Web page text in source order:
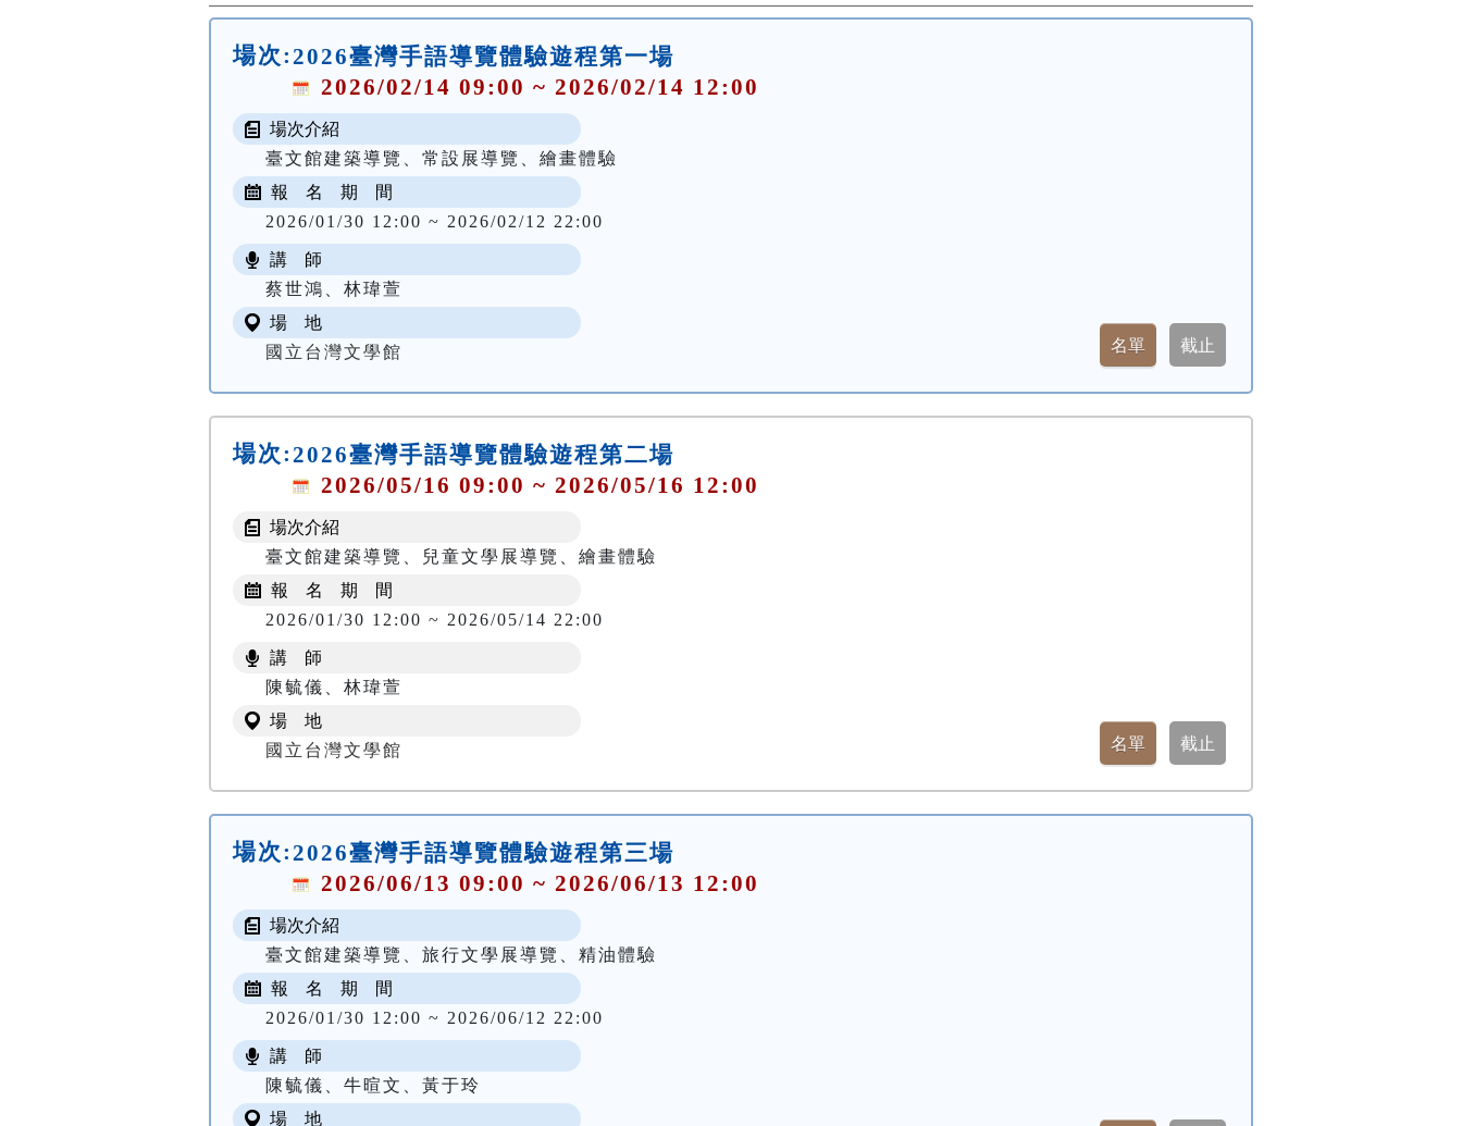
場次:2026臺灣手語導覽體驗遊程第一場
2026/02/14 09:00 ~ 2026/02/14 12:00
場次介紹
臺文館建築導覽、常設展導覽、繪畫體驗
報 名 期 間
2026/01/30 12:00 ~ 2026/02/12 22:00
講 師
蔡世鴻、林瑋萱
場 地
國立台灣文學館
場次:2026臺灣手語導覽體驗遊程第二場
2026/05/16 09:00 ~ 2026/05/16 12:00
場次介紹
臺文館建築導覽、兒童文學展導覽、繪畫體驗
報 名 期 間
2026/01/30 12:00 ~ 2026/05/14 22:00
講 師
陳毓儀、林瑋萱
場 地
國立台灣文學館
場次:2026臺灣手語導覽體驗遊程第三場
2026/06/13 09:00 ~ 2026/06/13 12:00
場次介紹
臺文館建築導覽、旅行文學展導覽、精油體驗
報 名 期 間
2026/01/30 12:00 ~ 2026/06/12 22:00
講 師
陳毓儀、牛暄文、黃于玲
場 地